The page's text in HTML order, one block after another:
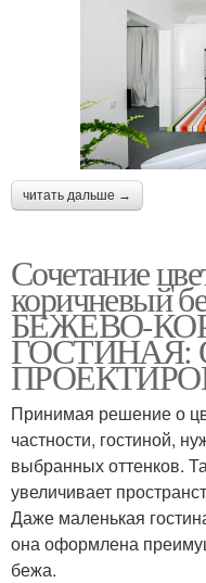
читать дальше →
Сочетание
коричневый
БЕЖЕВО-
Принимая решение о
частности, гостиной,
выбранных оттенков.
увеличивает
Даже маленькая
она оформлена
бежа.